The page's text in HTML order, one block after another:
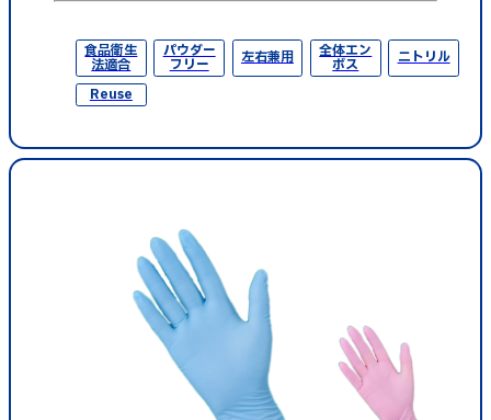
食品衛生
法適合
パウダー
フリー 左右兼用 全体エン
ボス
ニトリル
Reuse